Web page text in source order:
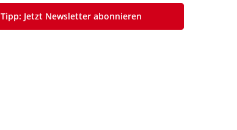
Tipp: Jetzt Newsletter abonnieren